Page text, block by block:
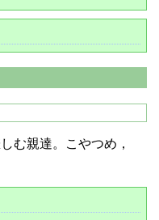
む親達。こやつめ，